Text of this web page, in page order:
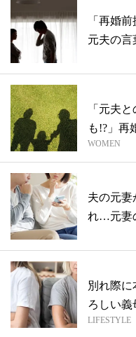
「再婚
元夫の言
「元夫
も!?」再
情...
WOMEN
夫の元妻
れ…元妻
別れ際
ろしい義
LIFESTYLE